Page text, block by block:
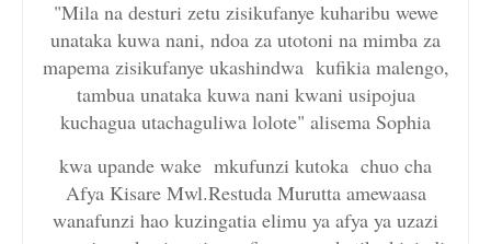
"Mila na desturi zetu zisikufanye kuharibu wewe
unataka kuwa nani, ndoa za utotoni na mimba za
mapema zisikufanye ukashindwa kufikia malengo,
tambua unataka kuwa nani kwani usipojua
kuchagua utachaguliwa lolote" alisema Sophia
kwa upande wake mkufunzi kutoka chuo cha
Afya Kisare Mwl.Restuda Murutta amewaasa
wanafunzi hao kuzingatia elimu ya afya ya uzazi